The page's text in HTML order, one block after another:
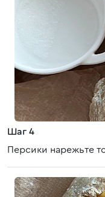
Шаг 4
Персики нарежьте